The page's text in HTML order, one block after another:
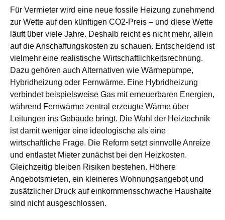
Für Vermieter wird eine neue fossile Heizung zunehmend
zur Wette auf den künftigen CO2-Preis – und diese Wette
läuft über viele Jahre. Deshalb reicht es nicht mehr, allein
auf die Anschaffungskosten zu schauen. Entscheidend ist
vielmehr eine realistische Wirtschaftlichkeitsrechnung.
Dazu gehören auch Alternativen wie Wärmepumpe,
Hybridheizung oder Fernwärme. Eine Hybridheizung
verbindet beispielsweise Gas mit erneuerbaren Energien,
während Fernwärme zentral erzeugte Wärme über
Leitungen ins Gebäude bringt. Die Wahl der Heiztechnik
ist damit weniger eine ideologische als eine
wirtschaftliche Frage. Die Reform setzt sinnvolle Anreize
und entlastet Mieter zunächst bei den Heizkosten.
Gleichzeitig bleiben Risiken bestehen. Höhere
Angebotsmieten, ein kleineres Wohnungsangebot und
zusätzlicher Druck auf einkommensschwache Haushalte
sind nicht ausgeschlossen.